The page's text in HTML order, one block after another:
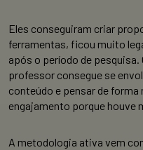
Eles conseguiram criar
ferramentas, ficou muito
após o período de pesquisa.
professor consegue se
conteúdo e pensar de
engajamento porque houve
A metodologia ativa vem